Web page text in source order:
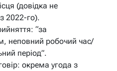
(довідка не
2022-го).
“за
неповний робочий час/
період”.
окрема угода з